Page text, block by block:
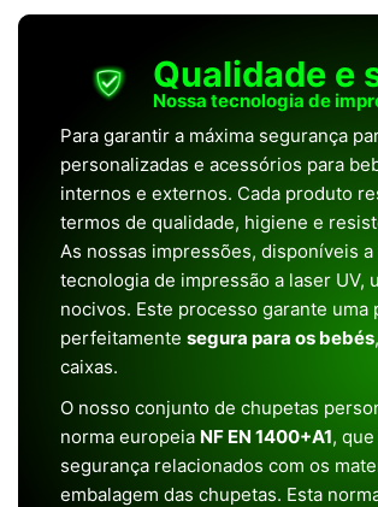
Qualidade e
Nossa tecnologia de
Para garantir a máxima segurança
personalizadas e acessórios para
internos e externos. Cada produto
termos de qualidade, higiene e
As nossas impressões, disponíveis
tecnologia de impressão a laser
nocivos. Este processo garante
perfeitamente segura para os bebés
caixas.
O nosso conjunto de chupetas
norma europeia NF EN 1400+A1,
segurança relacionados com os
embalagem das chupetas. Esta